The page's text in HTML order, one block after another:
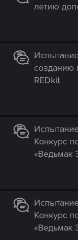
летию
созданию
REDkit
Конкурс
«Ведьмак
Конкурс
«Ведьмак